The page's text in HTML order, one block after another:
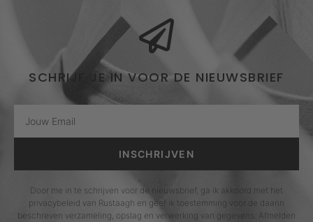
SCHRIJF JE IN VOOR DE NIEUWSBRIEF
INSCHRIJVEN
Door me in te schrijven voor de nieuwsbrief, ga ik akkoord met het
privacybeleid van Rustaagh en geef ik toestemming voor de daarin
beschreven verzameling, opslag en verwerking van gegevens. Afmelden